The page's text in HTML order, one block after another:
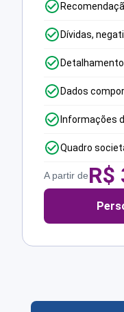
Dívidas,
Dados
Informações
Quadro
A partir deR$